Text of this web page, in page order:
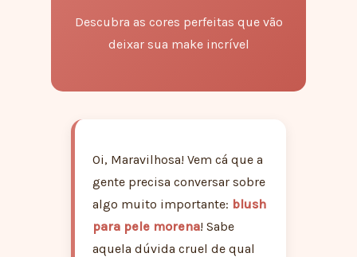
Descubra as cores perfeitas que vão
deixar sua make incrível
Oi, Maravilhosa! Vem cá que a
gente precisa conversar sobre
algo muito importante: blush
para pele morena! Sabe
aquela dúvida cruel de qual